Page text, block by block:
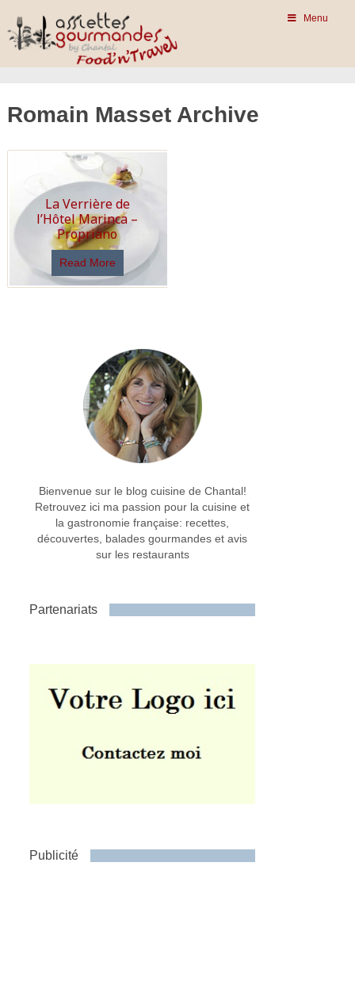
Menu
Romain Masset Archive
La Verrière de
l’Hôtel Marinca –
Propriano
Read More
Bienvenue sur le blog cuisine de Chantal!
Retrouvez ici ma passion pour la cuisine et
la gastronomie française: recettes,
découvertes, balades gourmandes et avis
sur les restaurants
Partenariats
Publicité